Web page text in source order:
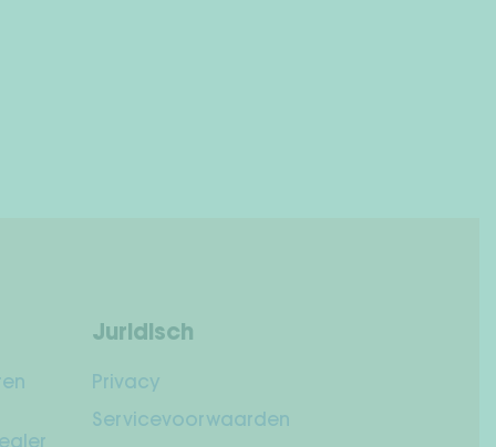
Juridisch
Privacy
Servicevoorwaarden